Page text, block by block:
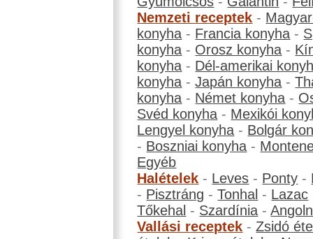
Nemzeti receptek -
konyha - Francia konyha -
konyha - Orosz konyha -
konyha - Dél-amerikai
konyha -Japán konyha -
konyha - Német konyha -
Svéd konyha - Mexikói
Lengyel konyha - Bolgár
- Boszniai konyha -
Egyéb
Halételek - Leves - Ponty -
- Pisztráng -Tonhal - Lazac
Tőkehal - Szardínia -
Vallási receptek -Zsidó